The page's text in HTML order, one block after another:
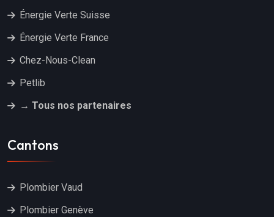
Énergie Verte Suisse
Énergie Verte France
Chez-Nous-Clean
Petlib
→ Tous nos partenaires
Cantons
Plombier Vaud
Plombier Genève